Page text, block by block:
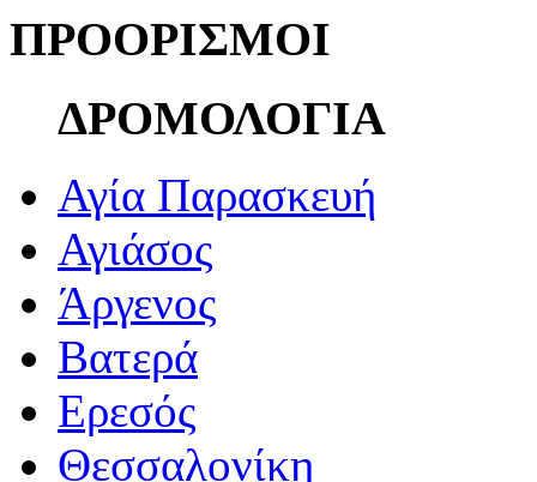
ΠΡΟΟΡΙΣΜΟΙ
ΔΡΟΜΟΛΟΓΙΑ
Αγία Παρασκευή
Αγιάσος
Άργενος
Βατερά
Ερεσός
Θεσσαλονίκη